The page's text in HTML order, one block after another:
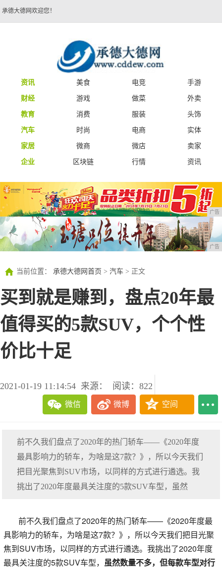
承德大德网欢迎您！
资讯 美食 电竞
手游
财经
游戏 做菜
外卖
教育
消费 服装
头饰
汽车
时尚 电商
实体
家居
微商 微店
卖家
企业
区块链 行情 资讯
广告
广告
当前位置： 承德大德网首页 > 汽车 > 正文
买到就是赚到，盘点20年最
值得买的5款SUV，个个性
价比十足
2021-01-19 11:14:54 来源： 阅读：822
微信 微博 空间
前不久我们盘点了2020年的热门轿车——《2020年度
最具影响力的轿车，为啥是这7款？》，所以今天我们
把目光聚焦到SUV市场，以同样的方式进行遴选。我
挑出了2020年度最具关注度的5款SUV车型，虽然
前不久我们盘点了2020年的热门轿车——《2020年度最
具影响力的轿车，为啥是这7款？》，所以今天我们把目光聚
焦到SUV市场，以同样的方式进行遴选。我挑出了2020年度
最具关注度的5款SUV车型， 虽然数量不多，但每款车型对行